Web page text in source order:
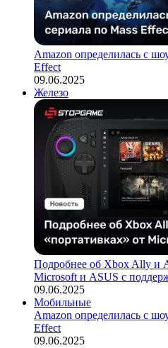
Amazon определилась с
Effect
09.06.2025
Железо
Подробнее об Xbox Ally и
Microsoft и ASUS с
09.06.2025
Мобильные
Amazon определилась с
Effect
09.06.2025